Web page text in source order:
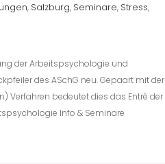
, Salzburg, Seminare, Stress,
der Arbeitspsychologie und
des ASchG neu. Gepaart mit der
Verfahren bedeutet dies das Entrè der
Info & Seminare